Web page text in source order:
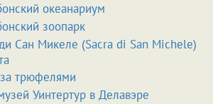
океанариум
зоопарк
Сан Микеле (Sacra di San Michele)
трюфелями
Уинтертур в Делавэре